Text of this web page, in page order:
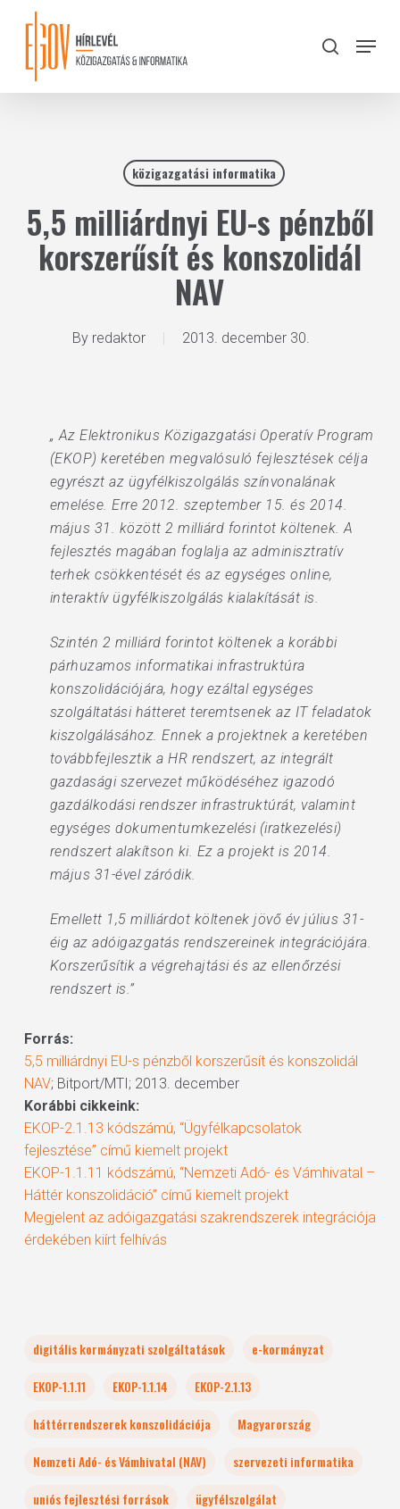
content
search
Menu
közigazgatási informatika
5,5 milliárdnyi EU-s pénzből
korszerűsít és konszolidál
NAV
By redaktor 2013. december 30.
„ Az Elektronikus Közigazgatási Operatív Program
(EKOP) keretében megvalósuló fejlesztések célja
egyrészt az ügyfélkiszolgálás színvonalának
emelése. Erre 2012. szeptember 15. és 2014.
május 31. között 2 milliárd forintot költenek. A
fejlesztés magában foglalja az adminisztratív
terhek csökkentését és az egységes online,
interaktív ügyfélkiszolgálás kialakítását is.
Szintén 2 milliárd forintot költenek a korábbi
párhuzamos informatikai infrastruktúra
konszolidációjára, hogy ezáltal egységes
szolgáltatási hátteret teremtsenek az IT feladatok
kiszolgálásához. Ennek a projektnek a keretében
továbbfejlesztik a HR rendszert, az integrált
gazdasági szervezet működéséhez igazodó
gazdálkodási rendszer infrastruktúrát, valamint
egységes dokumentumkezelési (iratkezelési)
rendszert alakítson ki. Ez a projekt is 2014.
május 31-ével záródik.
Emellett 1,5 milliárdot költenek jövő év július 31-
éig az adóigazgatás rendszereinek integrációjára.
Korszerűsítik a végrehajtási és az ellenőrzési
rendszert is.”
Forrás:
5,5 milliárdnyi EU-s pénzből korszerűsít és konszolidál
NAV; Bitport/MTI; 2013. december
Korábbi cikkeink:
EKOP-2.1.13 kódszámú, “Ügyfélkapcsolatok
fejlesztése” című kiemelt projekt
EKOP-1.1.11 kódszámú, “Nemzeti Adó- és Vámhivatal –
Háttér konszolidáció” című kiemelt projekt
Megjelent az adóigazgatási szakrendszerek integrációja
érdekében kiírt felhívás
digitális kormányzati szolgáltatások
e-kormányzat
EKOP-1.1.11
EKOP-1.1.14
EKOP-2.1.13
háttérrendszerek konszolidációja
Magyarország
Nemzeti Adó- és Vámhivatal (NAV)
szervezeti informatika
uniós fejlesztési források
ügyfélszolgálat
Close